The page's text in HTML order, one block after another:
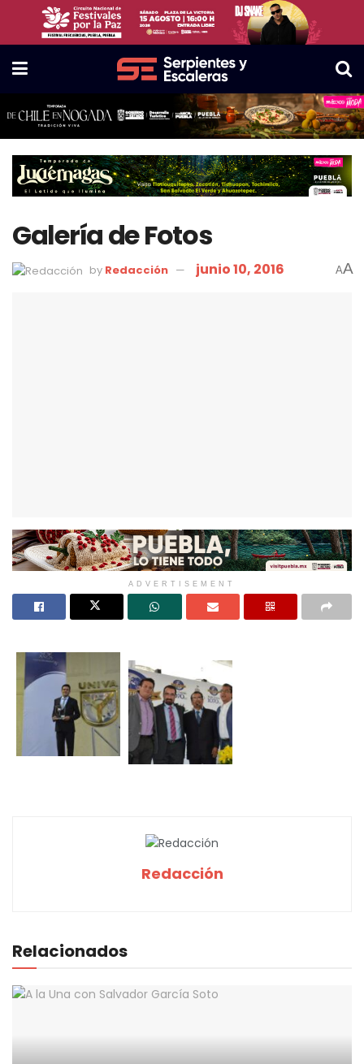
Galería de Fotos
by Redacción junio 10, 2016 AA
ADVERTISEMENT
Redacción
Relacionados